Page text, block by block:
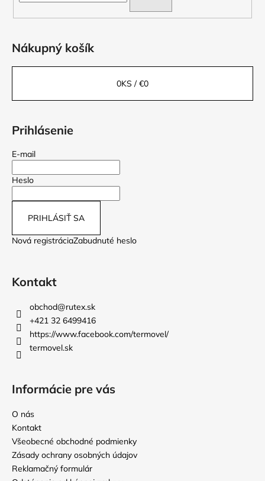
Nákupný košík
0KS /€0
Prihlásenie
E-mail
Heslo
PRIHLÁSIŤ SA
Nová registráciaZabudnuté heslo
Kontakt
obchod@rutex.sk
+421 32 6499416
https://www.facebook.com/termovel/
termovel.sk
Informácie pre vás
O nás
Kontakt
Všeobecné obchodné podmienky
Zásady ochrany osobných údajov
Reklamačný formulár